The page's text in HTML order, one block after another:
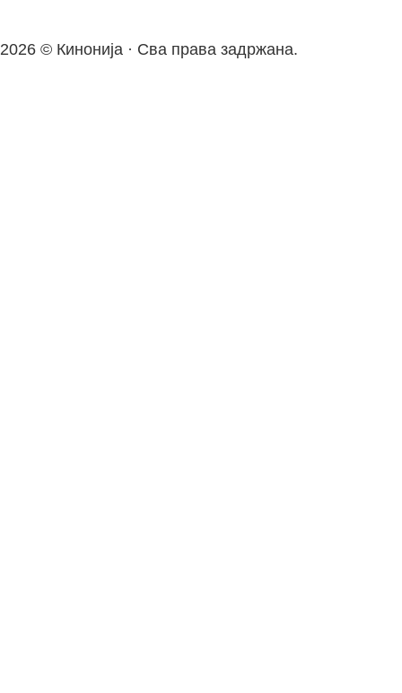
2026 © Кинонија · Сва права задржана.